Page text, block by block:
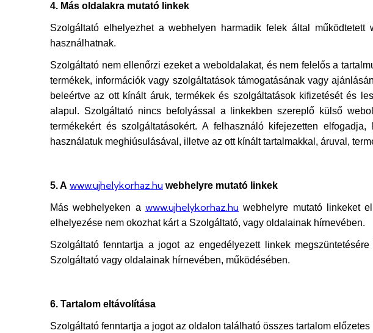
4. Más oldalakra mutató linkek
Szolgáltató elhelyezhet a webhelyen harmadik felek által
használhatnak.
Szolgáltató nem ellenőrzi ezeket a weboldalakat, és nem felelős a
termékek, információk vagy szolgáltatások támogatásának vagy
beleértve az ott kínált áruk, termékek és szolgáltatások kifizetését és
alapul. Szolgáltató nincs befolyással a linkekben szereplő külső
termékekért és szolgáltatásokért. A felhasználó kifejezetten
használatuk meghiúsulásával, illetve az ott kínált tartalmakkal, áruval,
5. A www.ujhelykorhaz.hu webhelyre mutató linkek
Más webhelyeken a www.ujhelykorhaz.hu webhelyre mutató linkeket
elhelyezése nem okozhat kárt a Szolgáltató, vagy oldalainak hírnevében.
Szolgáltató fenntartja a jogot az engedélyezett linkek
Szolgáltató vagy oldalainak hírnevében, működésében.
6. Tartalom eltávolítása
Szolgáltató fenntartja a jogot az oldalon található összes tartalom